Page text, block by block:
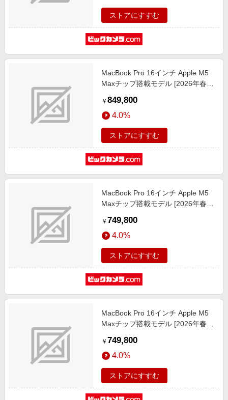
ストアにすすむ
MacBook Pro 16インチ Apple M5
Maxチップ搭載モデル [2026年春モ
CPUと40コアGPU] スペースブラッ
ク MGEE4J/A
￥ 849,800
4.0%
ストアにすすむ
MacBook Pro 16インチ Apple M5
Maxチップ搭載モデル [2026年春モ
CPUと32コアGPU] スペースブラッ
ク MGED4J/A
￥ 749,800
4.0%
ストアにすすむ
MacBook Pro 16インチ Apple M5
Maxチップ搭載モデル [2026年春モ
CPUと32コアGPU] シルバー
MGE74J/A
￥ 749,800
4.0%
ストアにすすむ